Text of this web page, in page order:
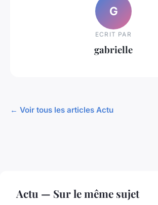
G
ECRIT PAR
gabrielle
← Voir tous les articles Actu
Actu — Sur le même sujet